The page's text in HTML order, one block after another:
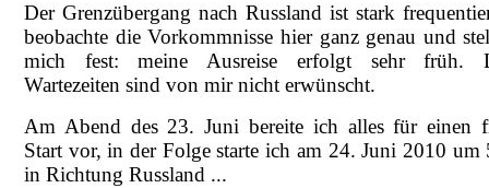
Der Grenzübergang nach Russland ist stark
beobachte die Vorkommnisse hier ganz genau und
mich fest: meine Ausreise erfolgt sehr früh.
Wartezeiten sind von mir nicht erwünscht.
Am Abend des 23. Juni bereite ich alles für einen
Start vor, in der Folge starte ich am 24. Juni 2010 um
in Richtung Russland ...